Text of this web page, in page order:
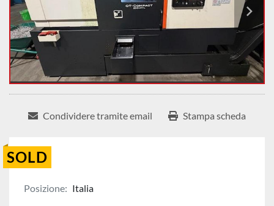
Condividere tramite email Stampa scheda
SOLD
Posizione: Italia